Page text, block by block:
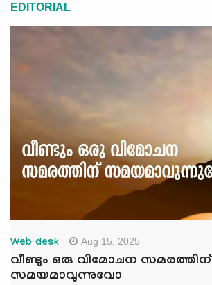
EDITORIAL
Web desk Aug 15, 2025
വീണ്ടും ഒരു വിമോചന സമരത്തിന്
സമയമാവുന്നുവോ